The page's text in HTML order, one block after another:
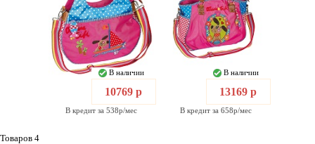
В наличии
10769 р
В кредит за 538р/мес
В наличии
13169 р
В кредит за 658р/мес
Товаров 4